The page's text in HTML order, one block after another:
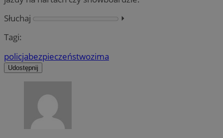
Słuchaj
⏵︎
Tagi:
policjabezpieczeństwozima
Udostępnij